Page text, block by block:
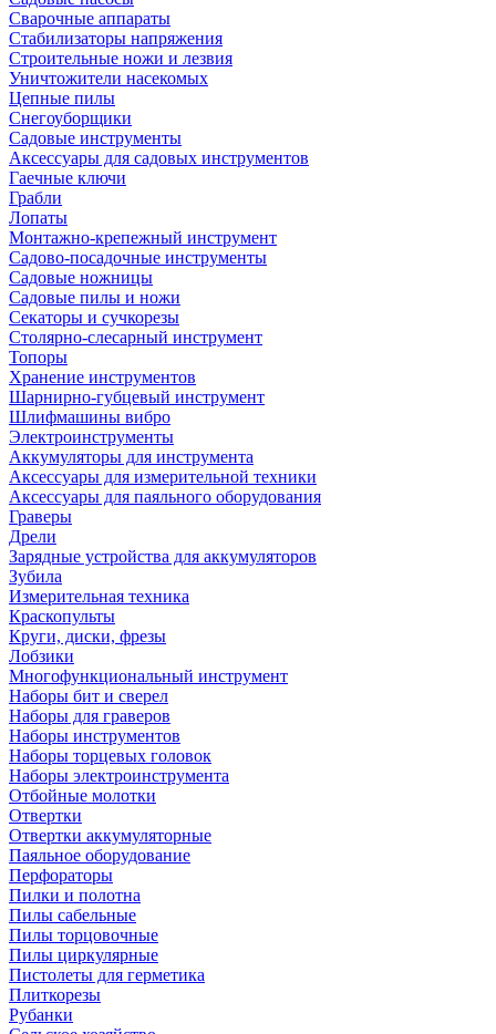
Сварочные аппараты
Стабилизаторы напряжения
Строительные ножи и лезвия
Уничтожители насекомых
Цепные пилы
Снегоуборщики
Садовые инструменты
Аксессуары для садовых инструментов
Гаечные ключи
Грабли
Лопаты
Монтажно-крепежный инструмент
Садово-посадочные инструменты
Садовые ножницы
Садовые пилы и ножи
Секаторы и сучкорезы
Столярно-слесарный инструмент
Топоры
Хранение инструментов
Шарнирно-губцевый инструмент
Шлифмашины вибро
Электроинструменты
Аккумуляторы для инструмента
Аксессуары для измерительной техники
Аксессуары для паяльного оборудования
Граверы
Дрели
Зарядные устройства для аккумуляторов
Зубила
Измерительная техника
Краскопульты
Круги, диски, фрезы
Лобзики
Многофункциональный инструмент
Наборы бит и сверел
Наборы для граверов
Наборы инструментов
Наборы торцевых головок
Наборы электроинструмента
Отбойные молотки
Отвертки
Отвертки аккумуляторные
Паяльное оборудование
Перфораторы
Пилки и полотна
Пилы сабельные
Пилы торцовочные
Пилы циркулярные
Пистолеты для герметика
Плиткорезы
Рубанки